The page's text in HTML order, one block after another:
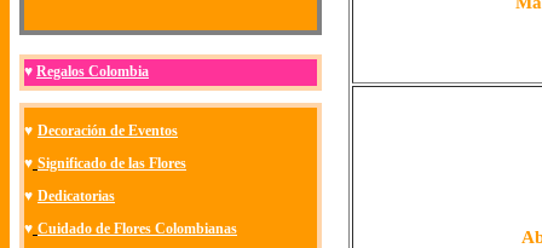
♥ Regalos Colombia
♥ Decoración de Eventos
♥ Significado de las Flores
♥ Dedicatorias
♥ Cuidado de Flores Colombianas